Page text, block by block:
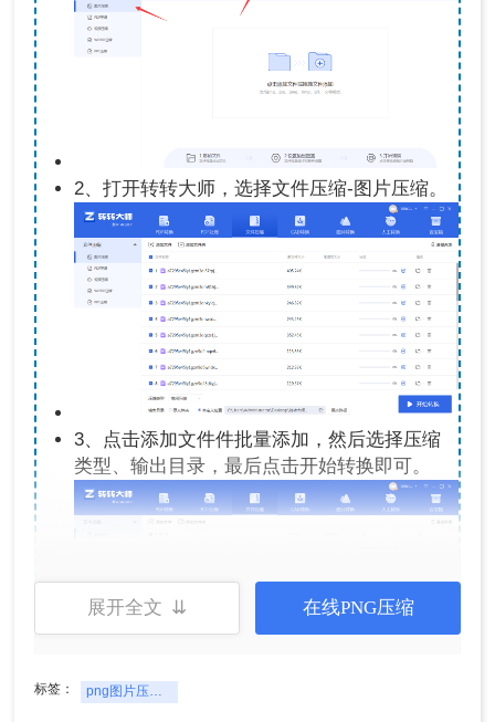
2、打开转转大师，选择文件压缩-图片压缩。
3、点击添加文件件批量添加，然后选择压缩
类型、输出目录，最后点击开始转换即可。
展开全文 ⇊ 在线PNG压缩
标签： png图片压缩在线